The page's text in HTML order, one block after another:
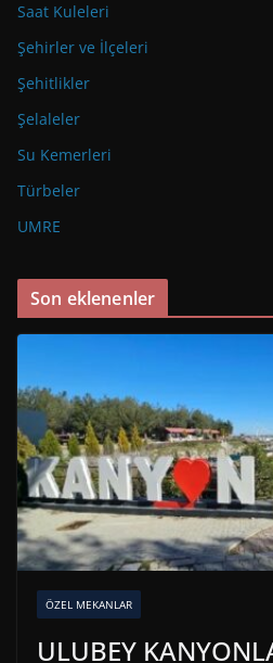
Saat Kuleleri
Şehirler ve İlçeleri
Şehitlikler
Şelaleler
Su Kemerleri
Türbeler
UMRE
Son eklenenler
ÖZEL MEKANLAR
ULUBEY